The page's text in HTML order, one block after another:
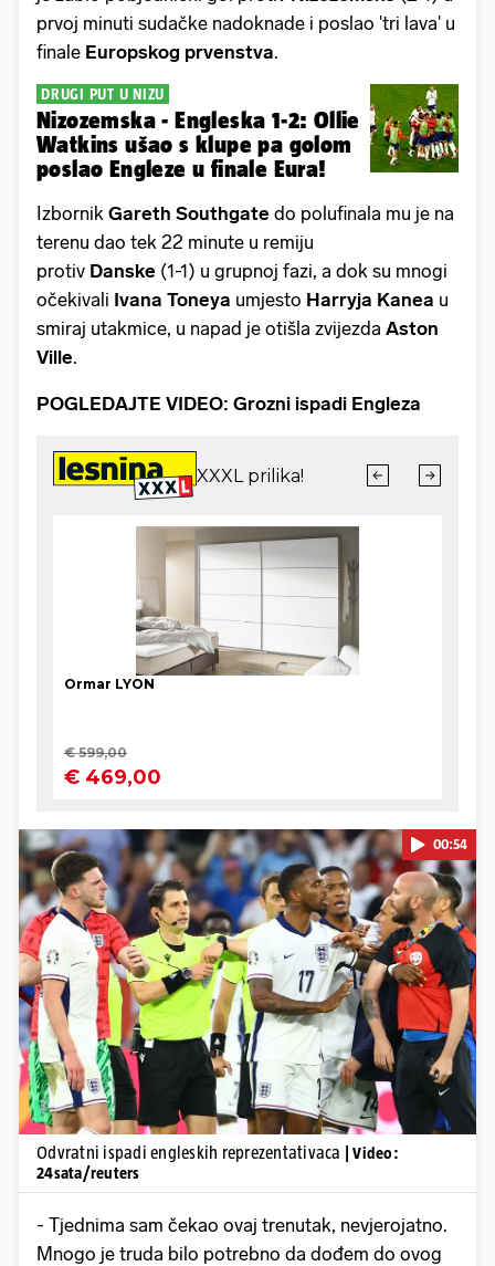
prvoj minuti sudačke nadoknade i poslao 'tri lava' u
finale Europskog prvenstva.
DRUGI PUT U NIZU
Nizozemska - Engleska 1-2: Ollie
Watkins ušao s klupe pa golom
poslao Engleze u finale Eura!
Izbornik Gareth Southgate do polufinala mu je na
terenu dao tek 22 minute u remiju
protiv Danske (1-1) u grupnoj fazi, a dok su mnogi
očekivali Ivana Toneya umjesto Harryja Kanea u
smiraj utakmice, u napad je otišla zvijezda Aston
Ville.
POGLEDAJTE VIDEO: Grozni ispadi Engleza
Pokretanje videa...
00:54
Odvratni ispadi engleskih reprezentativaca
| Video:
24sata/reuters
- Tjednima sam čekao ovaj trenutak, nevjerojatno.
Mnogo je truda bilo potrebno da dođem do ovog